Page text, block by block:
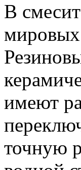
В
мировых
имеют
точную